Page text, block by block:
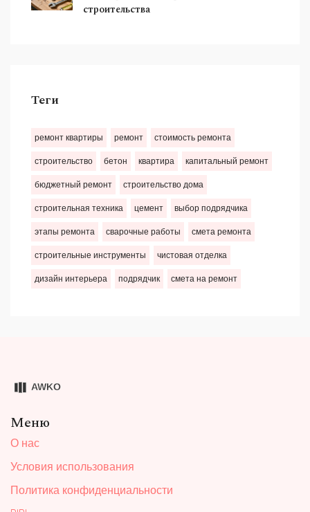
строительства
Теги
ремонт квартиры ремонт стоимость ремонта
строительство бетон квартира капитальный ремонт
бюджетный ремонт строительство дома
строительная техника цемент выбор подрядчика
этапы ремонта сварочные работы смета ремонта
строительные инструменты чистовая отделка
дизайн интерьера подрядчик смета на ремонт
Меню
О нас
Условия использования
Политика конфиденциальности